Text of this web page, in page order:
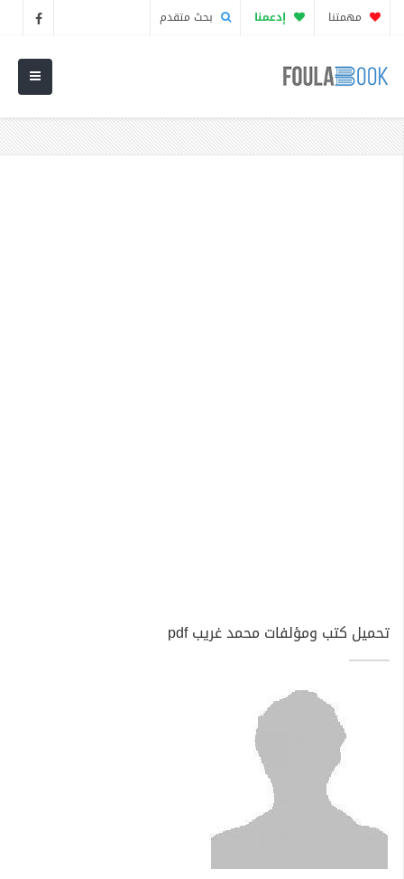
مهمتنا إدعمنا بحث متقدم
تحميل كتب ومؤلفات محمد غريب pdf